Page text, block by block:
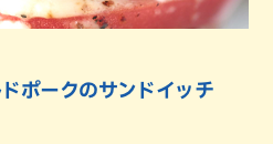
ポークのサンドイッチ